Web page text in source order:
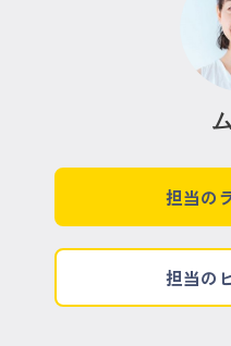
担当の
担当の